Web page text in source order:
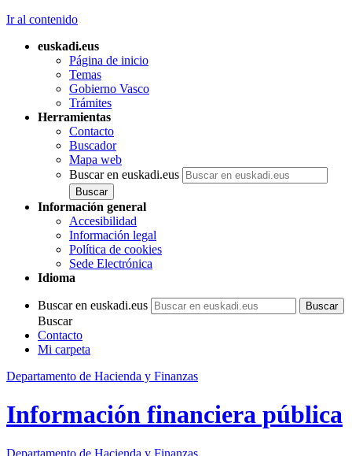
Ir al contenido
euskadi.eus
Página de inicio
Temas
Gobierno Vasco
Trámites
Herramientas
Contacto
Buscador
Mapa web
Buscar en euskadi.eus
Información general
Accesibilidad
Información legal
Política de cookies
Sede Electrónica
Idioma
Buscar en euskadi.eus
Buscar
Contacto
Mi carpeta
Departamento de Hacienda y Finanzas
Información financiera pública
Departamento de Hacienda y Finanzas